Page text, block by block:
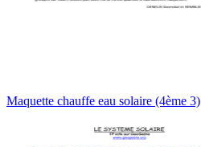
Maquette chauffe eau solaire (4ème 3)